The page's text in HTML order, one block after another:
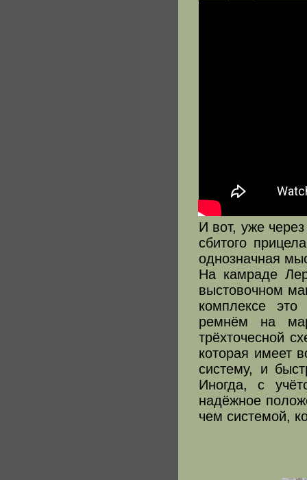
И вот, уже
сбитого
однозначная
На камраде
выстовочном
комплексе
ремнём на
трёхточесной
которая имеет
систему, и
Иногда, с
надёжное
чем системой,